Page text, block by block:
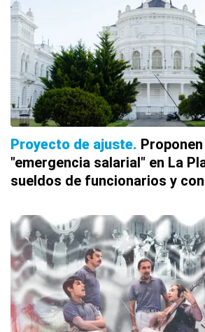
Proyecto de ajuste
"emergencia salarial" en La
sueldos de funcionarios y